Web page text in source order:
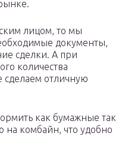
лицом, то мы
документы,
сделки. А при
количества
сделаем отличную
как бумажные так
на комбайн, что удобно